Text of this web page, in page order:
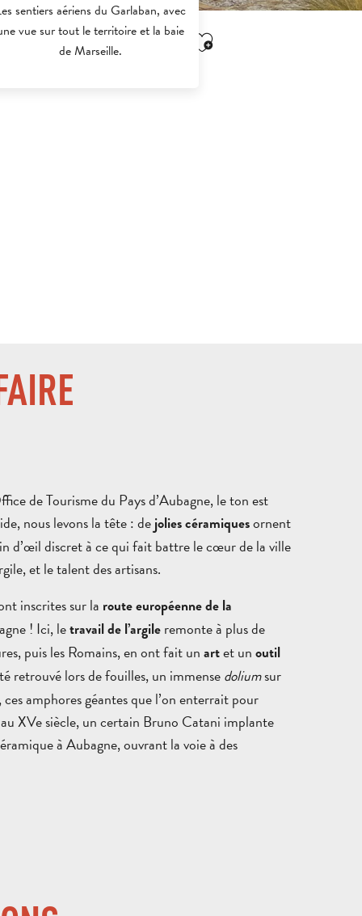
TOUTES LES
ACTIVITÉS
ESPACE GROUPES
Ajouter aux
sentiers aériens du Garlaban, avec
vue sur tout le territoire et la baie
de Marseille.
de Tourisme du Pays d’Aubagne, le ton est
nous levons la tête : de jolies céramiquesornent
d’œil discret à ce qui fait battre le cœur de la ville
et le talent des artisans.
inscrites sur la route européenne de la
! Ici, letravail de l’argile remonte à plus de
puis les Romains, en ont fait unartet un outil
retrouvé lors de fouilles, un immensedoliumsur
ces amphores géantes que l’on enterrait pour
XVe siècle, un certain Bruno Catani implante
à Aubagne, ouvrant la voie à des